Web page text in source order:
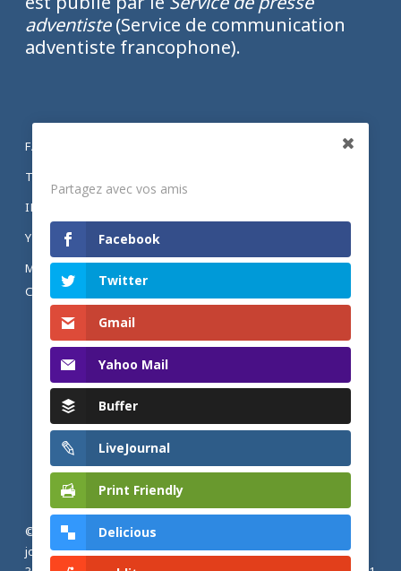
adventiste(Service de communication
adventiste francophone).
FACEBOOK
TWITTER
INSTAGRAM
YOUTUBE
MENTIONS LÉGALES ET POLITIQUE DE
CONFIDENTIALITÉ
© 2026 Actualités adventistes. Église adventiste du septième
jour de France métropolitaine, de Belgique et du Luxembourg.
Partagez avec vos amis
Facebook
Twitter
Gmail
Yahoo Mail
Buffer
LiveJournal
Print Friendly
Delicious